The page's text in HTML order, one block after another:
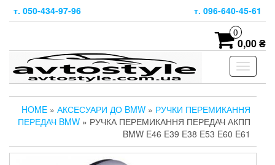
т. 050-434-97-96 т. 096-640-45-61
0
0,00 ₴
Toggle
HOME » АКСЕСУАРИ ДО BMW » РУЧКИ ПЕРЕМИКАННЯ
ПЕРЕДАЧ BMW » РУЧКА ПЕРЕМИКАННЯ ПЕРЕДАЧ АКПП
BMW E46 E39 E38 E53 E60 E61